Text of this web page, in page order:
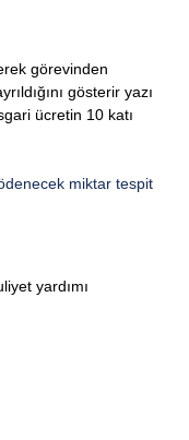
görevinden
gösterir yazı
ücretin 10 katı
miktar tespit
yardımı